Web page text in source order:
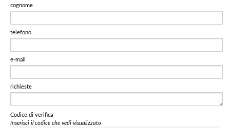
cognome
telefono
e-mail
richieste
Codice di verifica
Inserisci il codice che vedi visualizzato